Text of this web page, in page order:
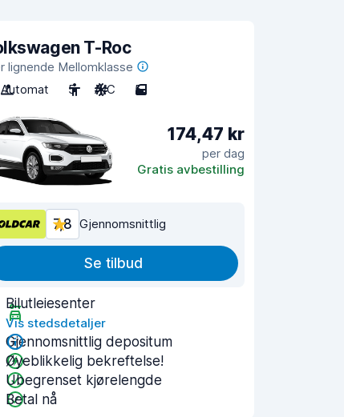
T-Roc
lignende Mellomklasse
Automat
5 A/C 5
174,47 kr
per dag
Gratis avbestilling
7,8 Gjennomsnittlig
Se tilbud
Bilutleiesenter
Vis stedsdetaljer
Gjennomsnittlig depositum
Øyeblikkelig bekreftelse!
Ubegrenset kjørelengde
Betal nå